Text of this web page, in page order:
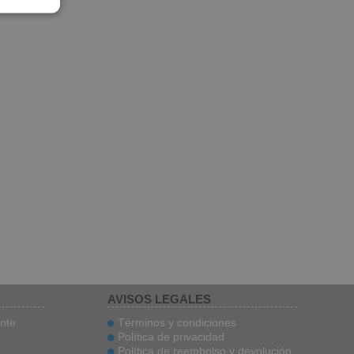
AVISOS LEGALES
Términos y condiciones
Política de privacidad
Política de reembolso y devolución